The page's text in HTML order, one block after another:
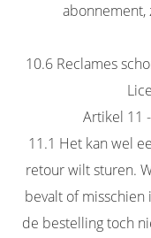
abonnement,
10.6 Reclames
Artikel 11
11.1 Het kan wel
retour wilt sturen.
bevalt of
de bestelling toch